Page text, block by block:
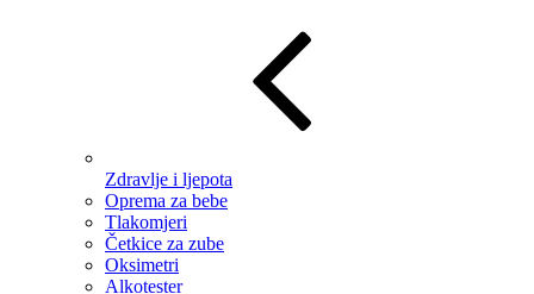
Zdravlje i ljepota
Oprema za bebe
Tlakomjeri
Četkice za zube
Oksimetri
Alkotester